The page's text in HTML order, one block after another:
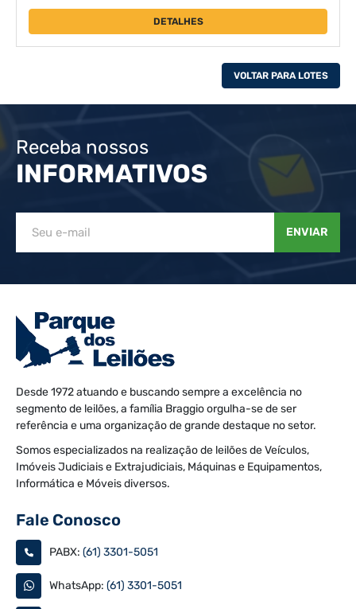
DETALHES
VOLTAR PARA LOTES
Receba nossos
INFORMATIVOS
ENVIAR
Desde 1972 atuando e buscando sempre a excelência no
segmento de leilões, a família Braggio orgulha-se de ser
referência e uma organização de grande destaque no setor.
Somos especializados na realização de leilões de Veículos,
Imóveis Judiciais e Extrajudiciais, Máquinas e Equipamentos,
Informática e Móveis diversos.
Fale Conosco
PABX: (61) 3301-5051
WhatsApp: (61) 3301-5051